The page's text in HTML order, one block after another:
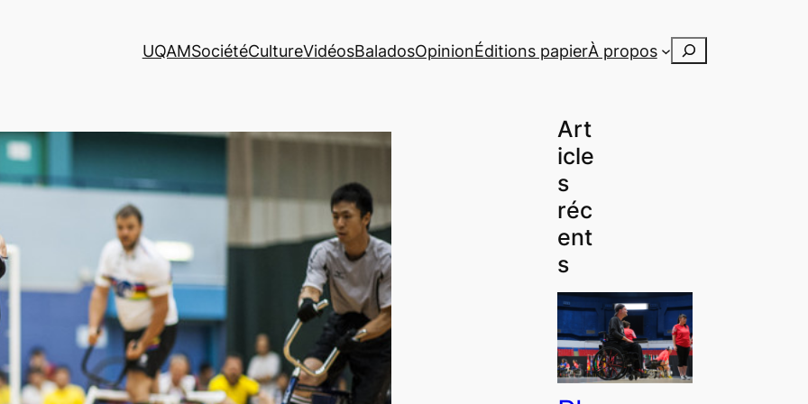
UQAMSociétéCultureVidéosBaladosOpinionÉditions papierÀ propos Rechercher
Art
icle
s
réc
ent
s